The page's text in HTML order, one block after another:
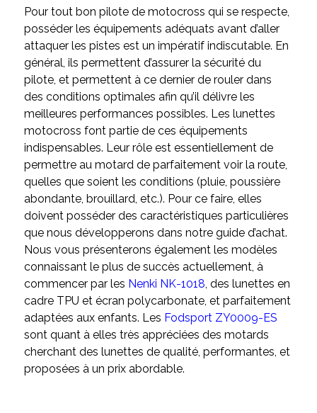
Pour tout bon pilote de motocross qui se respecte,
posséder les équipements adéquats avant d’aller
attaquer les pistes est un impératif indiscutable. En
général, ils permettent d’assurer la sécurité du
pilote, et permettent à ce dernier de rouler dans
des conditions optimales afin qu’il délivre les
meilleures performances possibles. Les lunettes
motocross font partie de ces équipements
indispensables. Leur rôle est essentiellement de
permettre au motard de parfaitement voir la route,
quelles que soient les conditions (pluie, poussière
abondante, brouillard, etc.). Pour ce faire, elles
doivent posséder des caractéristiques particulières
que nous développerons dans notre guide d’achat.
Nous vous présenterons également les modèles
connaissant le plus de succès actuellement, à
commencer par les Nenki NK-1018 , des lunettes en
cadre TPU et écran polycarbonate, et parfaitement
adaptées aux enfants. Les Fodsport ZY0009-ES
sont quant à elles très appréciées des motards
cherchant des lunettes de qualité, performantes, et
proposées à un prix abordable.